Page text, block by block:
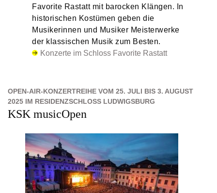
Favorite Rastatt mit barocken Klängen. In
historischen Kostümen geben die
Musikerinnen und Musiker Meisterwerke
der klassischen Musik zum Besten.
Konzerte im Schloss Favorite Rastatt
OPEN-AIR-KONZERTREIHE VOM 25. JULI BIS 3. AUGUST
2025 IM RESIDENZSCHLOSS LUDWIGSBURG
KSK musicOpen